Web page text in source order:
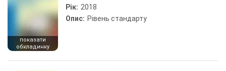
показати
обкладинку
Рік: 2018
Опис: Рівень стандарту